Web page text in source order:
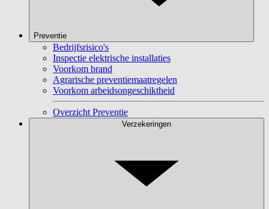
Preventie
Bedrijfsrisico's
Inspectie elektrische installaties
Voorkom brand
Agrarische preventiemaatregelen
Voorkom arbeidsongeschiktheid
Overzicht Preventie
Verzekeringen